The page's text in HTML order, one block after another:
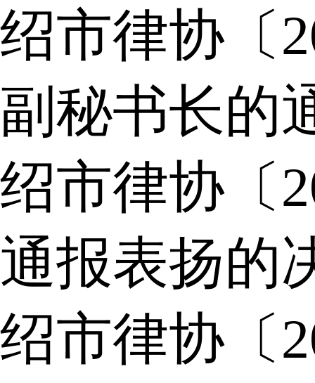
绍市律协〔
副秘书长的
绍市律协〔
通报表扬的
绍市律协〔